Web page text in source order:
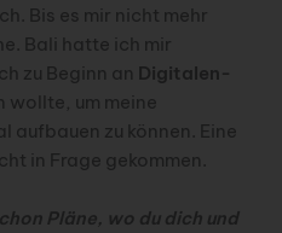
Bis es mir nicht mehr
Bali hatte ich mir
zu Beginn an Digitalen-
wollte, um meine
zu können. Eine
in Frage gekommen.
Pläne, wo du dich und